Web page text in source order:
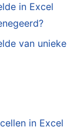
in Excel
van unieke
in Excel